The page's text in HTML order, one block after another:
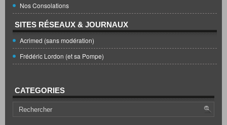
Nos Consolations
SITES RÉSEAUX & JOURNAUX
Acrimed (sans modération)
Frédéric Lordon (et sa Pompe)
CATEGORIES